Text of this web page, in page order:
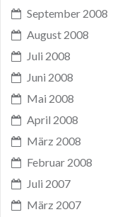
September 2008
August 2008
Juli 2008
Juni 2008
Mai 2008
April 2008
März 2008
Februar 2008
Juli 2007
März 2007